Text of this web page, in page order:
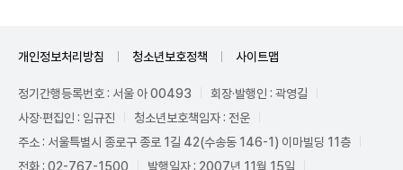
개인정보처리방침 청소년보호정책 사이트맵
정기간행등록번호 : 서울 아 00493
회장·발행인 : 곽영길
사장·편집인 : 임규진
청소년보호책임자 : 전운
주소 : 서울특별시 종로구 종로 1길 42(수송동 146-1) 이마빌딩 11층
전화 : 02-767-1500
발행일자 : 2007년 11월 15일